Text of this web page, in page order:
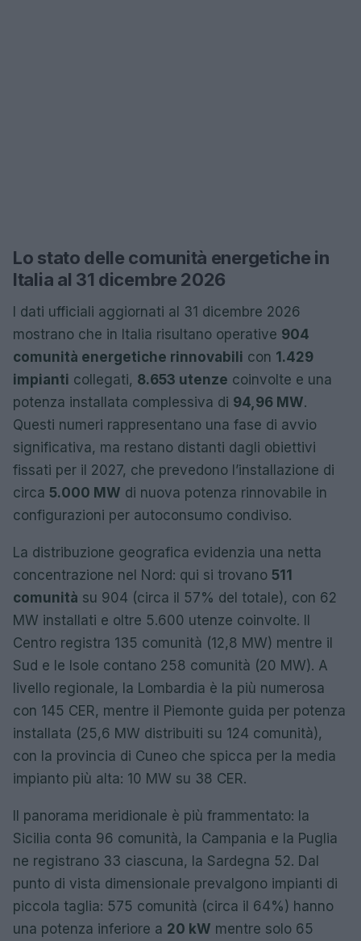
Lo stato delle comunità energetiche in
Italia al 31 dicembre 2026
I dati ufficiali aggiornati al 31 dicembre 2026
mostrano che in Italia risultano operative 904
comunità energetiche rinnovabili con 1.429
impianti collegati, 8.653 utenze coinvolte e una
potenza installata complessiva di 94,96 MW.
Questi numeri rappresentano una fase di avvio
significativa, ma restano distanti dagli obiettivi
fissati per il 2027, che prevedono l’installazione di
circa 5.000 MW di nuova potenza rinnovabile in
configurazioni per autoconsumo condiviso.
La distribuzione geografica evidenzia una netta
concentrazione nel Nord: qui si trovano 511
comunità su 904 (circa il 57% del totale), con 62
MW installati e oltre 5.600 utenze coinvolte. Il
Centro registra 135 comunità (12,8 MW) mentre il
Sud e le Isole contano 258 comunità (20 MW). A
livello regionale, la Lombardia è la più numerosa
con 145 CER, mentre il Piemonte guida per potenza
installata (25,6 MW distribuiti su 124 comunità),
con la provincia di Cuneo che spicca per la media
impianto più alta: 10 MW su 38 CER.
Il panorama meridionale è più frammentato: la
Sicilia conta 96 comunità, la Campania e la Puglia
ne registrano 33 ciascuna, la Sardegna 52. Dal
punto di vista dimensionale prevalgono impianti di
piccola taglia: 575 comunità (circa il 64%) hanno
una potenza inferiore a 20 kW mentre solo 65